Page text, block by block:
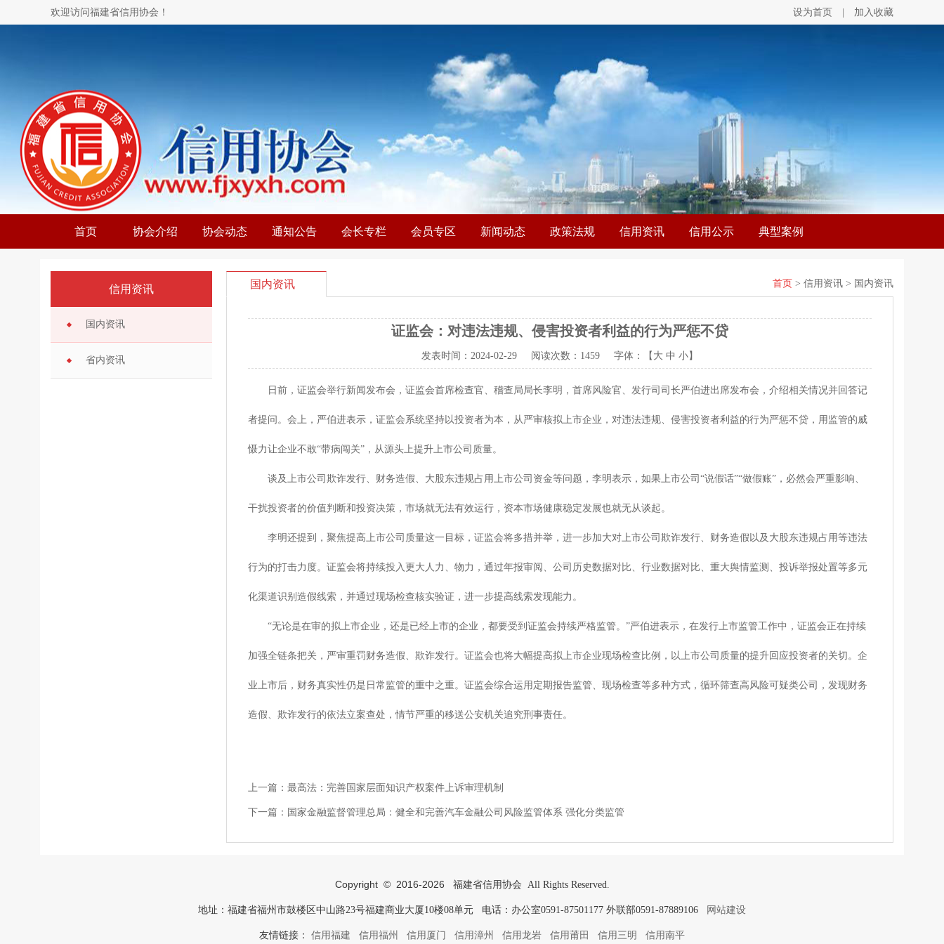
欢迎访问福建省信用协会！ 设为首页 加入收藏
首页 协会介绍 协会动态 通知公告 会长专栏 会员专区 新闻动态 政策法规 信用资讯 信用公示 典型案例
信用资讯
国内资讯
省内资讯
国内资讯 首页 > 信用资讯 > 国内资讯
证监会：对违法违规、侵害投资者利益的行为严惩不贷
发表时间： 2024-02-29 阅读次数： 1459 字体：【 大 中 小】
日前，证监会举行新闻发布会，证监会首席检查官、稽查局局长李明，首席风险官、发行司司长严伯进出席发布会，介绍相关情况并回答记
者提问。会上，严伯进表示，证监会系统坚持以投资者为本，从严审核拟上市企业，对违法违规、侵害投资者利益的行为严惩不贷，用监管的威
慑力让企业不敢“带病闯关”，从源头上提升上市公司质量。
谈及上市公司欺诈发行、财务造假、大股东违规占用上市公司资金等问题，李明表示，如果上市公司“说假话”“做假账”，必然会严重影响、
干扰投资者的价值判断和投资决策，市场就无法有效运行，资本市场健康稳定发展也就无从谈起。
李明还提到，聚焦提高上市公司质量这一目标，证监会将多措并举，进一步加大对上市公司欺诈发行、财务造假以及大股东违规占用等违法
行为的打击力度。证监会将持续投入更大人力、物力，通过年报审阅、公司历史数据对比、行业数据对比、重大舆情监测、投诉举报处置等多元
化渠道识别造假线索，并通过现场检查核实验证，进一步提高线索发现能力。
“无论是在审的拟上市企业，还是已经上市的企业，都要受到证监会持续严格监管。”严伯进表示，在发行上市监管工作中，证监会正在持续
加强全链条把关，严审重罚财务造假、欺诈发行。证监会也将大幅提高拟上市企业现场检查比例，以上市公司质量的提升回应投资者的关切。企
业上市后，财务真实性仍是日常监管的重中之重。证监会综合运用定期报告监管、现场检查等多种方式，循环筛查高风险可疑类公司，发现财务
造假、欺诈发行的依法立案查处，情节严重的移送公安机关追究刑事责任。
上一篇： 最高法：完善国家层面知识产权案件上诉审理机制
下一篇： 国家金融监督管理总局：健全和完善汽车金融公司风险监管体系 强化分类监管
Copyright © 2016-2026 福建省信用协会 All Rights Reserved.
地址：福建省福州市鼓楼区中山路23号福建商业大厦10楼08单元 电话：办公室0591-87501177 外联部0591-87889106 网站建设
友情链接： 信用福建 信用福州 信用厦门 信用漳州 信用龙岩 信用莆田 信用三明 信用南平